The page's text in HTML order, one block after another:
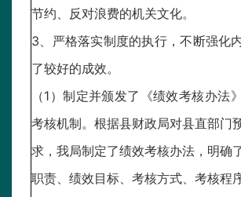
节约、反对浪费的机关文化。
3、严格落实制度的执行，不断强化
了较好的成效。
（1）制定并颁发了《绩效考核办法
考核机制。根据县财政局对县直部门
求，我局制定了绩效考核办法，明确
职责、绩效目标、考核方式、考核程